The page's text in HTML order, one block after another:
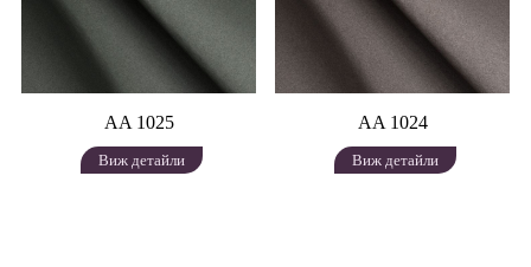
AA 1025
Виж детайли
AA 1024
Виж детайли